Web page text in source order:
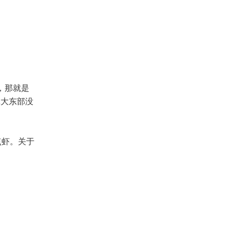
那就是
东部没
。关于